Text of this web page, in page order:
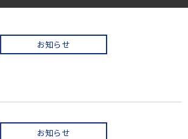
お知らせ
お知らせ